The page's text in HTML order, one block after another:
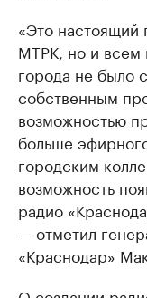
«Это настоящий
МТРК, но и всем
города не было
собственным
возможностью
больше
городским
возможность
радио
— отметил
«Краснодар»